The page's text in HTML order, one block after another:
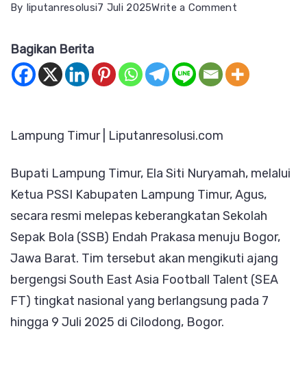
By liputanresolusi7 Juli 2025Write a Commenton
Timur
Menuju
Kompetisi
Nasional
di
Bogor
Bagikan Berita
Lampung Timur | Liputanresolusi.com
Bupati Lampung Timur, Ela Siti Nuryamah, melalui
Ketua PSSI Kabupaten Lampung Timur, Agus,
secara resmi melepas keberangkatan Sekolah
Sepak Bola (SSB) Endah Prakasa menuju Bogor,
Jawa Barat. Tim tersebut akan mengikuti ajang
bergengsi South East Asia Football Talent (SEA
FT) tingkat nasional yang berlangsung pada 7
hingga 9 Juli 2025 di Cilodong, Bogor.